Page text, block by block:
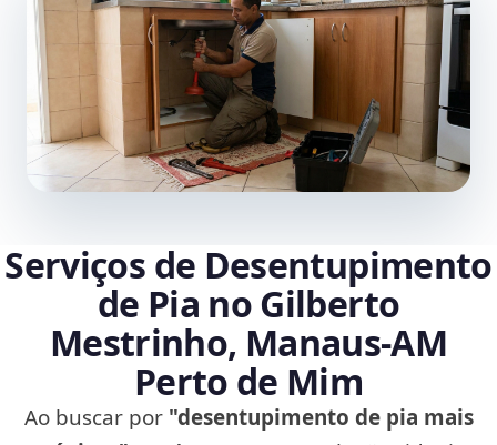
Serviços de Desentupimento
de Pia no Gilberto
Mestrinho, Manaus‑AM
Perto de Mim
Ao buscar por "desentupimento de pia mais